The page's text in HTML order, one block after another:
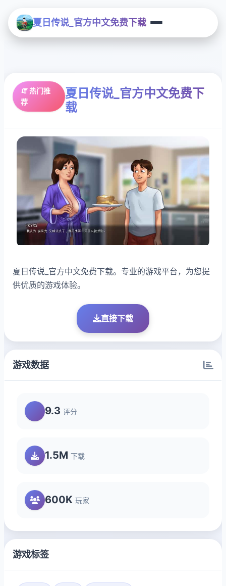
夏日传说_官方中文免费下载
🧯 热门推
荐
夏日传说_官方中文免费下
载
夏日传说_官方中文免费下载。专业的游戏平台，为您提
供优质的游戏体验。
直接下载
游戏数据
9.3 评分
1.5M 下载
600K 玩家
游戏标签